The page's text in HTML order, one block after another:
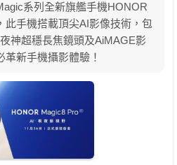
系列全新旗艦手機HONOR
此手機搭載頂尖AI影像技術，包
神超穩長焦鏡頭及AiMAGE影
革新手機攝影體驗！